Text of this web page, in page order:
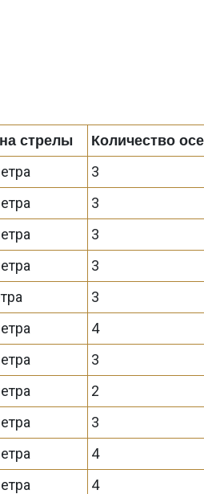
стрелы Количество
3
3
3
3
3
4
3
2
3
4
4